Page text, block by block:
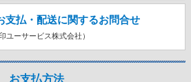
支払・配送に関するお問合せ
印ユーサービス株式会社）
お支払方法